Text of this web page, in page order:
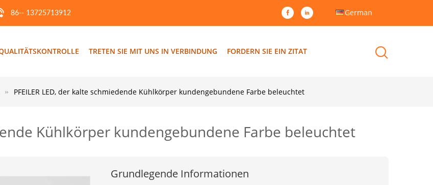
86-- 13725713912 German
TRETEN SIE MIT UNS IN VERBINDUNG FORDERN SIE EIN ZITAT
PFEILER LED, der kalte schmiedende Kühlkörper kundengebundene Farbe beleuchtet
Kühlkörper kundengebundene Farbe beleuchtet
Grundlegende Informationen